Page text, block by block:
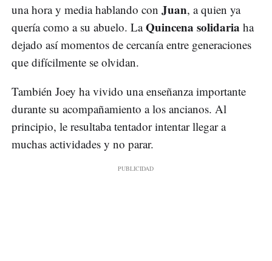
una hora y media hablando con Juan, a quien ya
quería como a su abuelo. LaQuincena solidaria ha
dejado así momentos de cercanía entre generaciones
que difícilmente se olvidan.
También Joey ha vivido una enseñanza importante
durante su acompañamiento a los ancianos. Al
principio, le resultaba tentador intentar llegar a
muchas actividades y no parar.